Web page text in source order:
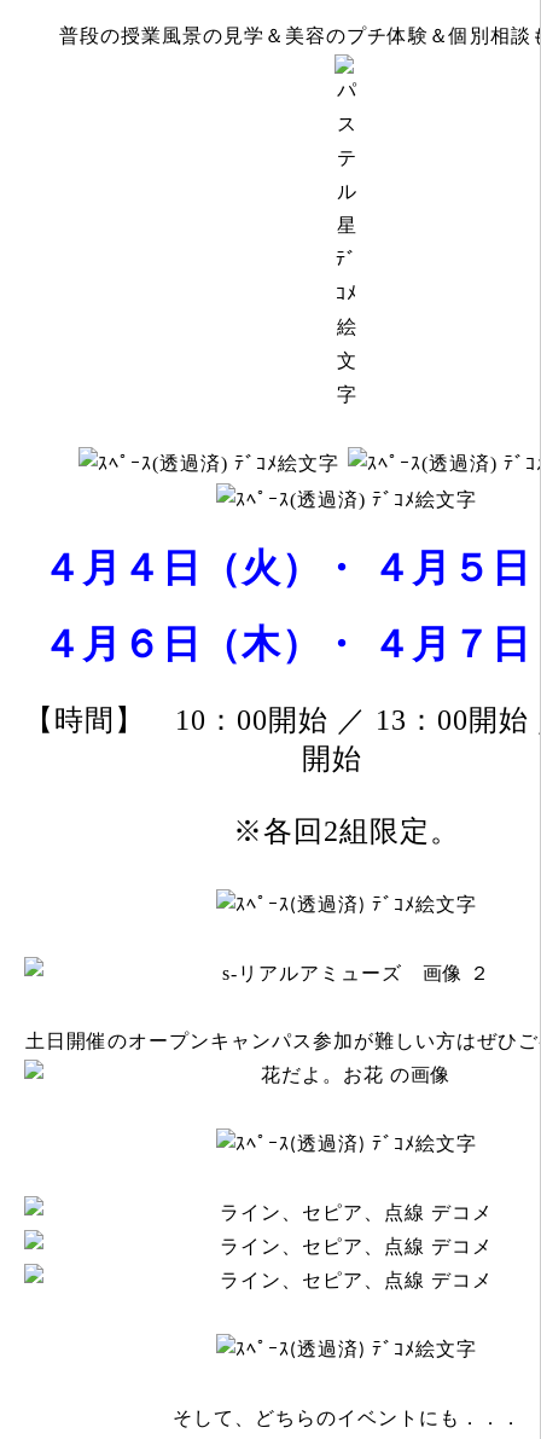
普段の授業風景の見学＆美容のプチ体験＆個別相談
４月４日（火）・ ４月 ５
４月 ６日（木）・ ４月 ７
【時間】 10：00開始 ／ 13：00開始
開始
※各 回2組限定。
土日開催のオープンキャンパス参加が難しい方はぜひ
そして、どちらのイベントにも．．．